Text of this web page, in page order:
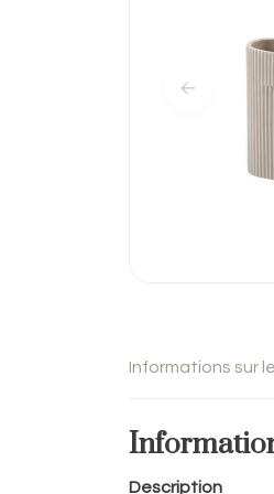
Informations sur
Description